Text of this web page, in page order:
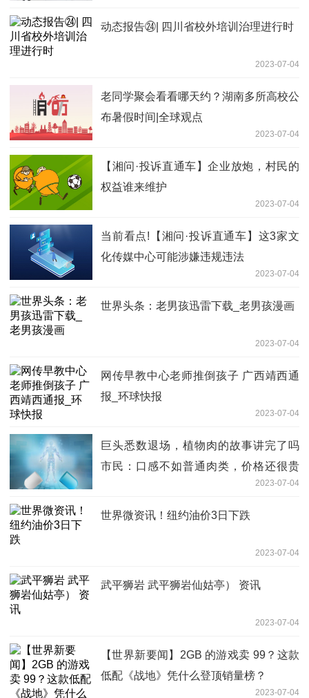
动态报告㉔| 四川省校外培训治理进行时
2023-07-04
老同学聚会看看哪天约？湖南多所高校公
布暑假时间|全球观点
2023-07-04
【湘问·投诉直通车】企业放炮，村民的
权益谁来维护
2023-07-04
当前看点!【湘问·投诉直通车】这3家文
化传媒中心可能涉嫌违规违法
2023-07-04
世界头条：老男孩迅雷下载_老男孩漫画
2023-07-04
网传早教中心老师推倒孩子 广西靖西通
报_环球快报
2023-07-04
巨头悉数退场，植物肉的故事讲完了吗
市民：口感不如普通肉类，价格还很贵
2023-07-04
世界微资讯！纽约油价3日下跌
2023-07-04
武平狮岩 武平狮岩仙姑亭） 资讯
2023-07-04
【世界新要闻】2GB 的游戏卖 99？这款
低配《战地》凭什么登顶销量榜？
2023-07-04